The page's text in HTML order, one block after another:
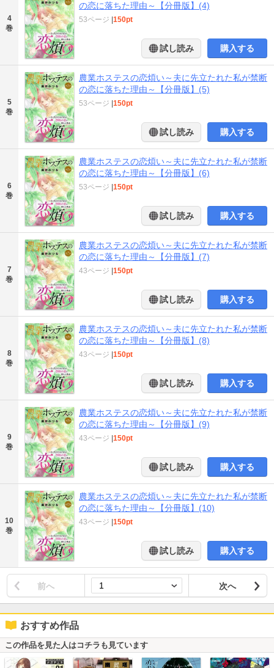
4
巻
の恋に落ちた理由～【分冊版】(4)
53ページ 150pt
試し読み 購入する
5
巻
農業ホステスの恋煩い～夫に先立たれた私が禁断
の恋に落ちた理由～【分冊版】(5)
53ページ 150pt
試し読み 購入する
6
巻
農業ホステスの恋煩い～夫に先立たれた私が禁断
の恋に落ちた理由～【分冊版】(6)
53ページ 150pt
試し読み 購入する
7
巻
農業ホステスの恋煩い～夫に先立たれた私が禁断
の恋に落ちた理由～【分冊版】(7)
43ページ 150pt
試し読み 購入する
8
巻
農業ホステスの恋煩い～夫に先立たれた私が禁断
の恋に落ちた理由～【分冊版】(8)
43ページ 150pt
試し読み 購入する
9
巻
農業ホステスの恋煩い～夫に先立たれた私が禁断
の恋に落ちた理由～【分冊版】(9)
43ページ 150pt
試し読み 購入する
10
巻
農業ホステスの恋煩い～夫に先立たれた私が禁断
の恋に落ちた理由～【分冊版】(10)
43ページ 150pt
試し読み 購入する
前へ 次へ
おすすめ作品
この作品を見た人はコチラも見ています